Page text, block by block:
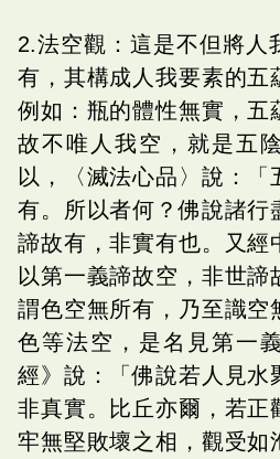
2.法空觀：這是不但將人
有，其構成人我要素的五
例如：瓶的體性無實，五
故不唯人我空，就是五
以，〈滅法心品〉說：「
有。所以者何？佛說諸行
諦故有，非實有也。又經
以第一義諦故空，非世
謂色空無所有，乃至識空
色等法空，是名見第一
經》說：「佛說若人見水
非真實。比丘亦爾，若正
牢無堅敗壞之相，觀受如